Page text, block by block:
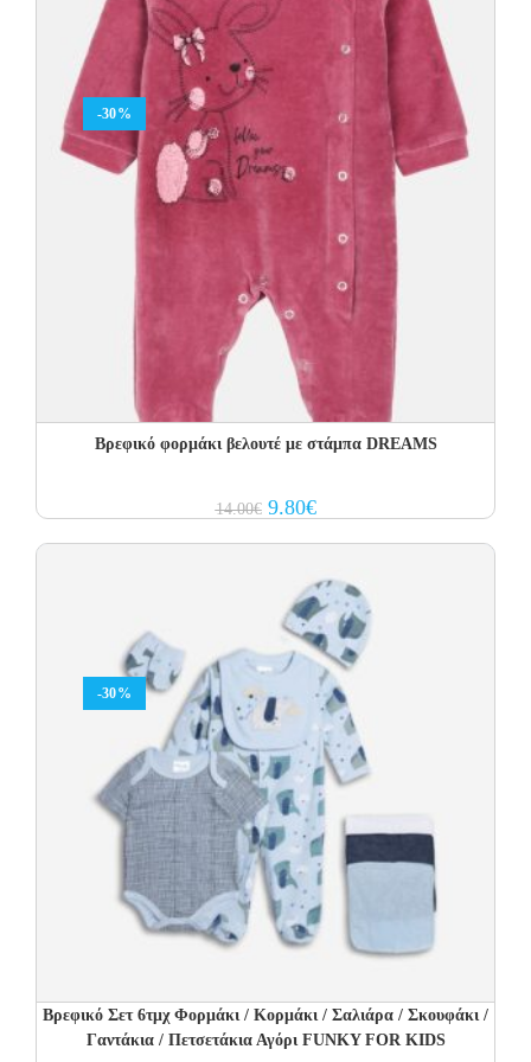
-30%
Βρεφικό φορμάκι βελουτέ με στάμπα DREAMS
14.00€ Original
price
9.80€Current
price
-30%
Βρεφικό Σετ 6τμχ Φορμάκι / Κορμάκι / Σαλιάρα / Σκουφάκι /
Γαντάκια / Πετσετάκια Αγόρι FUNKY FOR KIDS